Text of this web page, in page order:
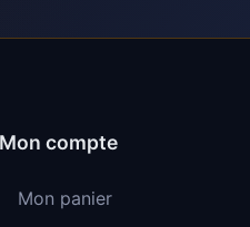
Mon compte
Mon panier